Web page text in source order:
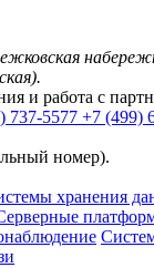
и работа с
737-5577 +7 (499)
номер).
хранения